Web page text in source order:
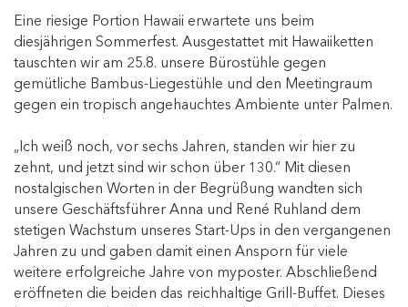
Eine riesige Portion Hawaii erwartete uns beim
diesjährigen Sommerfest. Ausgestattet mit Hawaiiketten
tauschten wir am 25.8. unsere Bürostühle gegen
gemütliche Bambus-Liegestühle und den Meetingraum
gegen ein tropisch angehauchtes Ambiente unter Palmen.
„Ich weiß noch, vor sechs Jahren, standen wir hier zu
zehnt, und jetzt sind wir schon über 130.“ Mit diesen
nostalgischen Worten in der Begrüßung wandten sich
unsere Geschäftsführer Anna und René Ruhland dem
stetigen Wachstum unseres Start-Ups in den vergangenen
Jahren zu und gaben damit einen Ansporn für viele
weitere erfolgreiche Jahre von myposter. Abschließend
eröffneten die beiden das reichhaltige Grill-Buffet. Dieses